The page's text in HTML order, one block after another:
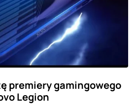
premiery gamingowego
Legion